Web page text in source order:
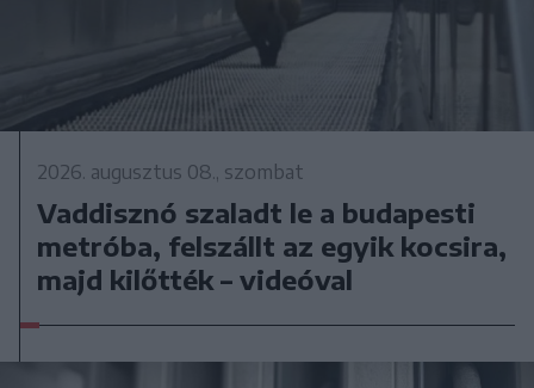
2026. augusztus 08., szombat
Vaddisznó szaladt le a budapesti
metróba, felszállt az egyik kocsira,
majd kilőtték – videóval